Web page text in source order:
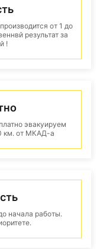
от 1 до
результат за
!
эвакуируем
км. от МКАД-а
начала работы.